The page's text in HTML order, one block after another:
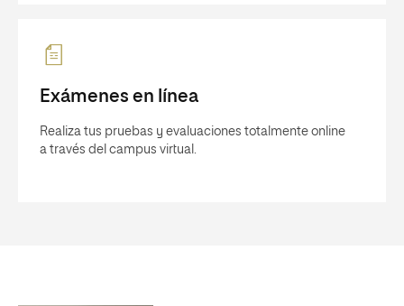
Exámenes en línea
Realiza tus pruebas y evaluaciones totalmente online
a través del campus virtual.